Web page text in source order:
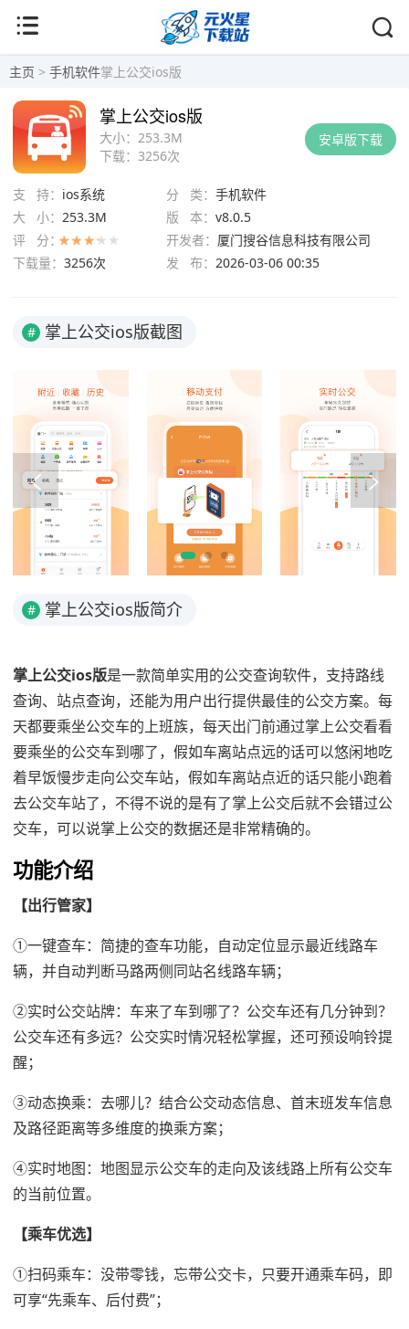
主页 > 手机软件掌上公交ios版
安卓版下载
大小： 253.3M
下载： 3256次
掌上公交ios版
支 持： ios系统 分 类： 手机软件
大 小： 253.3M 版 本： v8.0.5
评 分：
开发者： 厦门搜谷信息科技有限公司
下载量： 3256次 发 布： 2026-03-06 00:35
# 掌上公交ios版截图
# 掌上公交ios版简介
掌上公交ios版是一款简单实用的公交查询软件，支持路线
查询、站点查询，还能为用户出行提供最佳的公交方案。每
天都要乘坐公交车的上班族，每天出门前通过掌上公交看看
要乘坐的公交车到哪了，假如车离站点远的话可以悠闲地吃
着早饭慢步走向公交车站，假如车离站点近的话只能小跑着
去公交车站了，不得不说的是有了掌上公交后就不会错过公
交车，可以说掌上公交的数据还是非常精确的。
功能介绍
【出行管家】
①一键查车：简捷的查车功能，自动定位显示最近线路车
辆，并自动判断马路两侧同站名线路车辆；
②实时公交站牌：车来了车到哪了？公交车还有几分钟到？
公交车还有多远？公交实时情况轻松掌握，还可预设响铃提
醒；
③动态换乘：去哪儿？结合公交动态信息、首末班发车信息
及路径距离等多维度的换乘方案；
④实时地图：地图显示公交车的走向及该线路上所有公交车
的当前位置。
【乘车优选】
①扫码乘车：没带零钱，忘带公交卡，只要开通乘车码，即
可享“先乘车、后付费”；